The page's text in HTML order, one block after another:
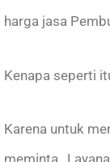
harga jasa
Kenapa seperti
Karena untuk